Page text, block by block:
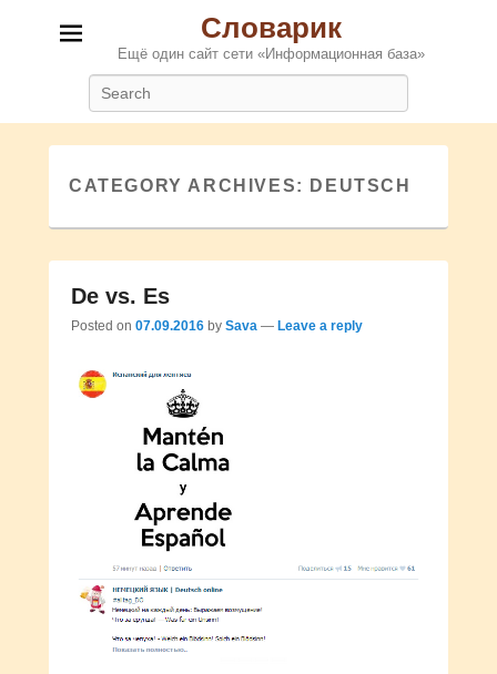
Словарик
Ещё один сайт сети «Информационная база»
CATEGORY ARCHIVES: DEUTSCH
De vs. Es
Posted on 07.09.2016 by Sava — Leave a reply